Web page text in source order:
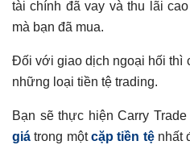
tài chính đã vay và thu lãi
mà bạn đã mua.
Đối với giao dịch ngoại hối thì
những loại tiền tệ trading.
Bạn sẽ thực hiện Carry
giá trong mộtcặp tiền tệnhất